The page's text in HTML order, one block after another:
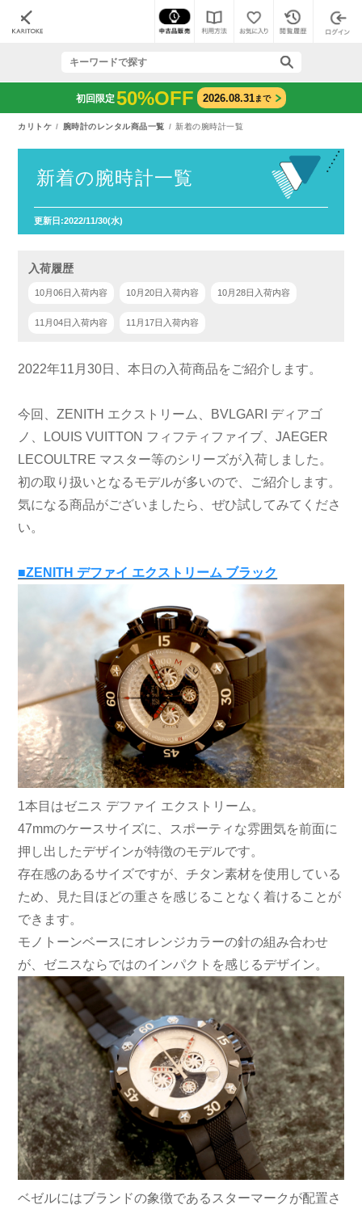
初回限定50%OFF 2026.08.31まで
カリトケ 腕時計のレンタル商品一覧 新着の腕時計一覧
新着の腕時計一覧
更新日:2022/11/30(水)
入荷履歴
10月06日入荷内容 10月20日入荷内容 10月28日入荷内容
11月04日入荷内容 11月17日入荷内容
2022年11月30日、本日の入荷商品をご紹介します。
今回、ZENITH エクストリーム、BVLGARI ディアゴ
ノ、LOUIS VUITTON フィフティファイブ、JAEGER
LECOULTRE マスター等のシリーズが入荷しました。
初の取り扱いとなるモデルが多いので、ご紹介します。
気になる商品がございましたら、ぜひ試してみてくださ
い。
■ZENITH デファイ エクストリーム ブラック
1本目はゼニス デファイ エクストリーム。
47mmのケースサイズに、スポーティな雰囲気を前面に
押し出したデザインが特徴のモデルです。
存在感のあるサイズですが、チタン素材を使用している
ため、見た目ほどの重さを感じることなく着けることが
できます。
モノトーンベースにオレンジカラーの針の組み合わせ
が、ゼニスならではのインパクトを感じるデザイン。
ベゼルにはブランドの象徴であるスターマークが配置さ